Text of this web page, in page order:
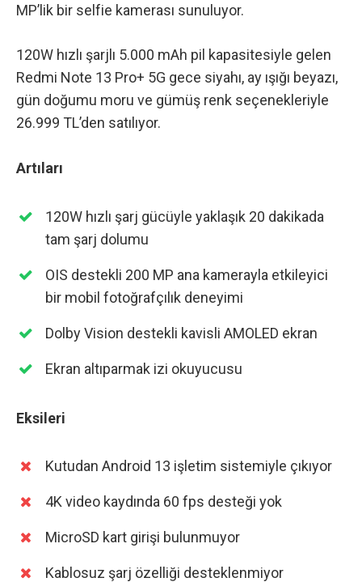
MP’lik bir selfie kamerası sunuluyor.
120W hızlı şarjlı 5.000 mAh pil kapasitesiyle gelen
Redmi Note 13 Pro+ 5G gece siyahı, ay ışığı beyazı,
gün doğumu moru ve gümüş renk seçenekleriyle
26.999 TL’den satılıyor.
Artıları
120W hızlı şarj gücüyle yaklaşık 20 dakikada
tam şarj dolumu
OIS destekli 200 MP ana kamerayla etkileyici
bir mobil fotoğrafçılık deneyimi
Dolby Vision destekli kavisli AMOLED ekran
Ekran altıparmak izi okuyucusu
Eksileri
Kutudan Android 13 işletim sistemiyle çıkıyor
4K video kaydında 60 fps desteği yok
MicroSD kart girişi bulunmuyor
Kablosuz şarj özelliği desteklenmiyor